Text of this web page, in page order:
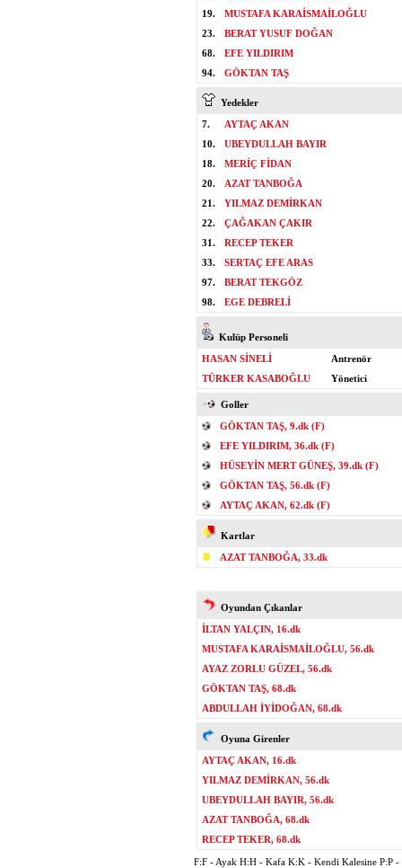
19.
MUSTAFA KARAİSMAİLOĞLU
23.
BERAT YUSUF DOĞAN
68.
EFE YILDIRIM
94.
GÖKTAN TAŞ
Yedekler
7.
AYTAÇ AKAN
10.
UBEYDULLAH BAYIR
18.
MERİÇ FİDAN
20.
AZAT TANBOĞA
21.
YILMAZ DEMİRKAN
22.
ÇAĞAKAN ÇAKIR
31.
RECEP TEKER
33.
SERTAÇ EFE ARAS
97.
BERAT TEKGÖZ
98.
EGE DEBRELİ
Kulüp Personeli
HASAN SİNELİ
Antrenör
TÜRKER KASABOĞLU
Yönetici
Goller
GÖKTAN TAŞ, 9.dk (F)
EFE YILDIRIM, 36.dk (F)
HÜSEYİN MERT GÜNEŞ, 39.dk (F)
GÖKTAN TAŞ, 56.dk (F)
AYTAÇ AKAN, 62.dk (F)
Kartlar
AZAT TANBOĞA, 33.dk
Oyundan Çıkanlar
İLTAN YALÇIN, 16.dk
MUSTAFA KARAİSMAİLOĞLU, 56.dk
AYAZ ZORLU GÜZEL, 56.dk
GÖKTAN TAŞ, 68.dk
ABDULLAH İYİDOĞAN, 68.dk
Oyuna Girenler
AYTAÇ AKAN, 16.dk
YILMAZ DEMİRKAN, 56.dk
UBEYDULLAH BAYIR, 56.dk
AZAT TANBOĞA, 68.dk
RECEP TEKER, 68.dk
F:F - Ayak H:H - Kafa K:K - Kendi Kalesine P:P -